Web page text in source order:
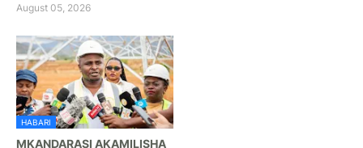
August 05, 2026
HABARI
MKANDARASI AKAMILISHA